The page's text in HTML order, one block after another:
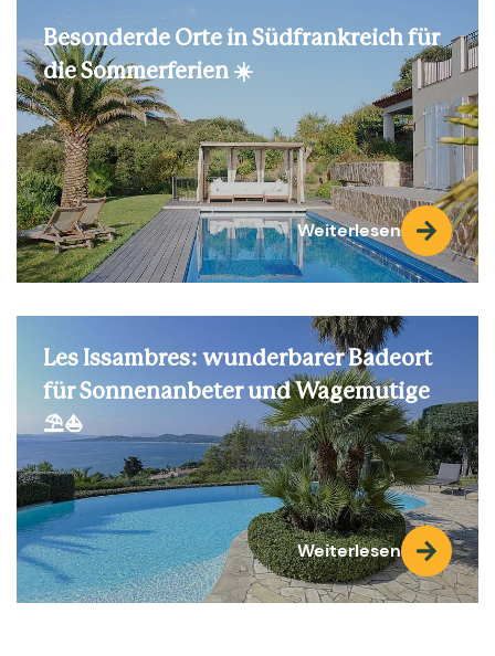
Besonderde Orte in Südfrankreich für
die Sommerferien ☀️
Weiterlesen
Les Issambres: wunderbarer Badeort
für Sonnenanbeter und Wagemutige
⛱️⛵
Weiterlesen